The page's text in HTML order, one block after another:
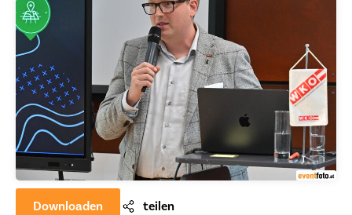
Downloaden teilen